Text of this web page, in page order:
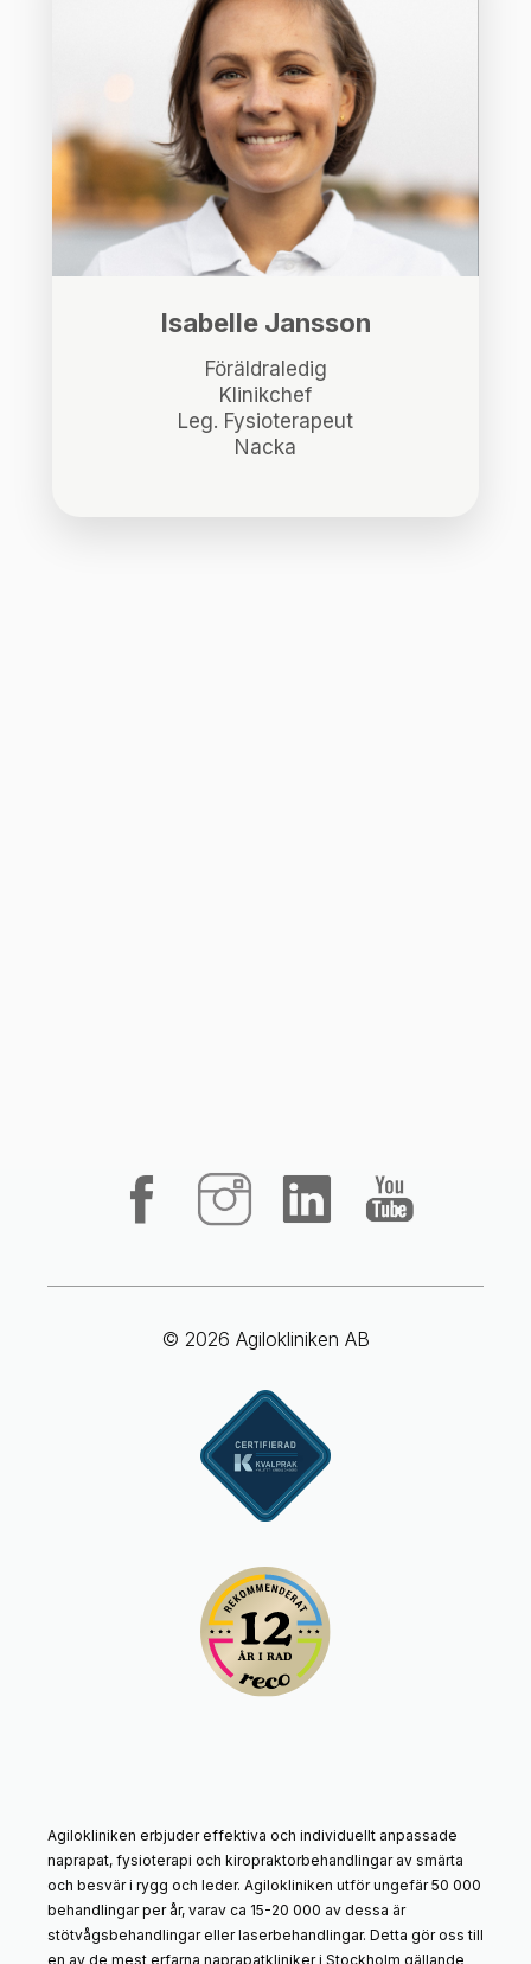
Isabelle Jansson
Föräldraledig
Klinikchef
Leg. Fysioterapeut
Nacka
© 2026 Agilokliniken AB
Agilokliniken erbjuder effektiva och individuellt anpassade
naprapat, fysioterapi och kiropraktorbehandlingar av smärta
och besvär i rygg och leder. Agilokliniken utför ungefär 50 000
behandlingar per år, varav ca 15-20 000 av dessa är
stötvågsbehandlingar eller laserbehandlingar. Detta gör oss till
en av de mest erfarna naprapatkliniker i Stockholm gällande